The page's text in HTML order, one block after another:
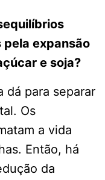
expansão
e soja?
dá para separar
Os
a vida
Então, há
da